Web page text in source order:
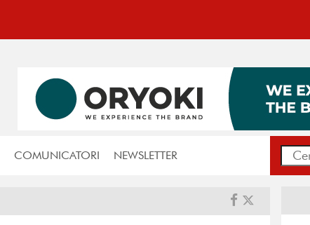
COMUNICATORI NEWSLETTER